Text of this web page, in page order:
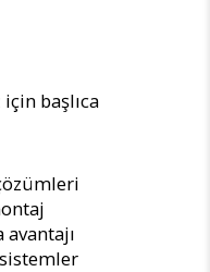
başlıca